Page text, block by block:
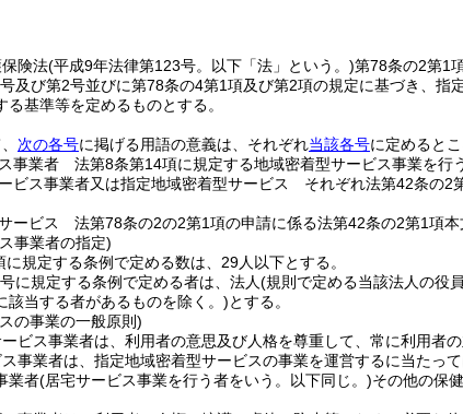
険法(平成9年法律第123号。以下「法」という。)第78条の2第1
及び第2号並びに第78条の4第1項及び第2項の規定に基づき、指
基準等を定めるものとする。
次の各号に掲げる用語の意義は、それぞれ当該各号に定めるとこ
事業者 法第8条第14項に規定する地域密着型サービス事業を行
ビス事業者又は指定地域密着型サービス それぞれ法第42条の2
ービス 法第78条の2の2第1項の申請に係る法第42条の2第1項本
事業者の指定)
規定する条例で定める数は、29人以下とする。
に規定する条例で定める者は、法人(規則で定める当該法人の役
該当する者があるものを除く。)とする。
の事業の一般原則)
ビス事業者は、利用者の意思及び人格を尊重して、常に利用者
事業者は、指定地域密着型サービスの事業を運営するに当たっ
業者(居宅サービス事業を行う者をいう。以下同じ。)その他の保